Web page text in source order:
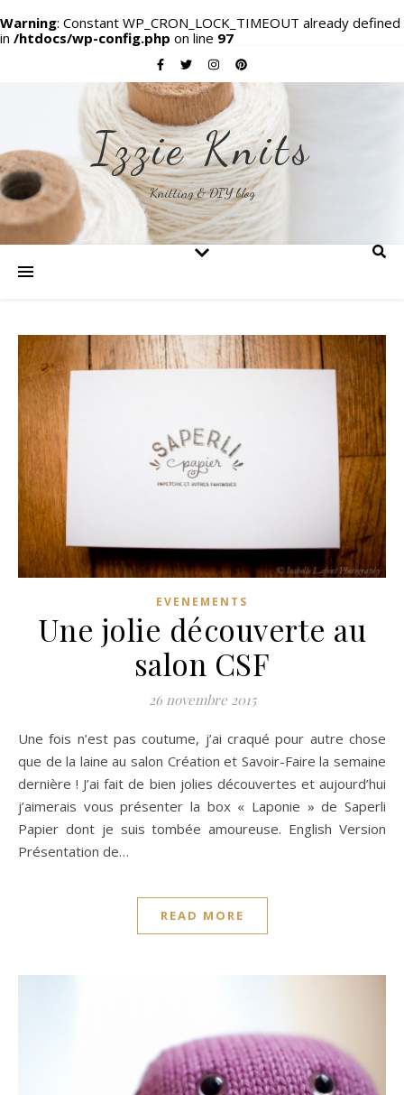
Warning: Constant WP_CRON_LOCK_TIMEOUT already defined
in /htdocs/wp-config.php on line 97
Izzie Knits
Knitting & DIY blog
EVENEMENTS
Une jolie découverte au
salon CSF
26 novembre 2015
Une fois n’est pas coutume, j’ai craqué pour autre chose
que de la laine au salon Création et Savoir-Faire la semaine
dernière ! J’ai fait de bien jolies découvertes et aujourd’hui
j’aimerais vous présenter la box « Laponie » de Saperli
Papier dont je suis tombée amoureuse. English Version
Présentation de…
READ MORE